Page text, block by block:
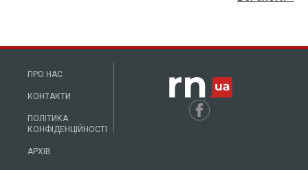
Бійці "Фенікса" ліквідували піхоту й бронетехніку ворога на
Донеччині